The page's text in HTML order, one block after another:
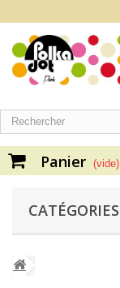
Panier (vide)
CATÉGORIES